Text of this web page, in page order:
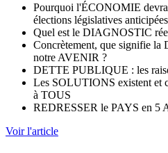
Pourquoi l'ÉCONOMIE
élections législatives
Quel est le DIAGNOSTIC
Concrètement, que signifie
notre AVENIR ?
DETTE PUBLIQUE : les
Les SOLUTIONS existent et
à TOUS
REDRESSER le PAYS en 5
Voir l'article